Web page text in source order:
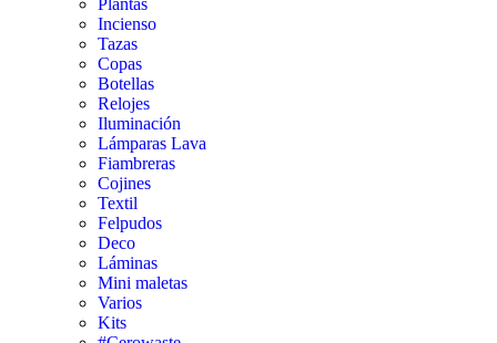
Plantas
Incienso
Tazas
Copas
Botellas
Relojes
Iluminación
Lámparas Lava
Fiambreras
Cojines
Textil
Felpudos
Deco
Láminas
Mini maletas
Varios
Kits